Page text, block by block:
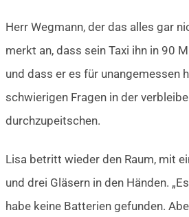
Herr Wegmann, der das alles gar
merkt an, dass sein Taxi ihn in 90
und dass er es für unangemessen
schwierigen Fragen in der
durchzupeitschen.
Lisa betritt wieder den Raum, mit
und drei Gläsern in den Händen.
habe keine Batterien gefunden.